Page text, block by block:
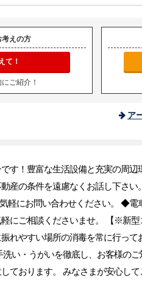
考えの方
て！
ご紹介！
ア
す！豊富な生活設備と充実の周
産の条件を遠慮なくお話し下さ
軽にお問い合わせください。 ◆
にご相談くださいませ。 【※
れやすい場所の消毒を常に行っ
い・うがいを徹底し、お客様の
ております。 みなさまが安心し